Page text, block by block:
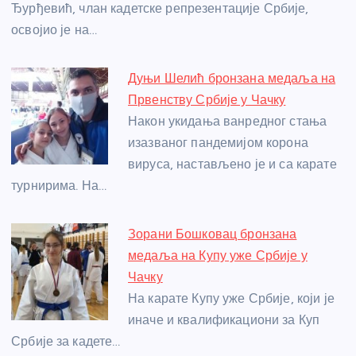
Ђурђевић, члан кадетске репрезентације Србије,
освојио је на…
Дуњи Шелић бронзана медаља на
Првенству Србије у Чачку
Након укидања ванредног стања
изазваног пандемијом корона
вируса, настављено је и са карате
турнирима. На…
Зорани Бошковац бронзана
медаља на Купу уже Србије у
Чачку
На карате Купу уже Србије, који је
иначе и квалификациони за Куп
Србије за кадете…